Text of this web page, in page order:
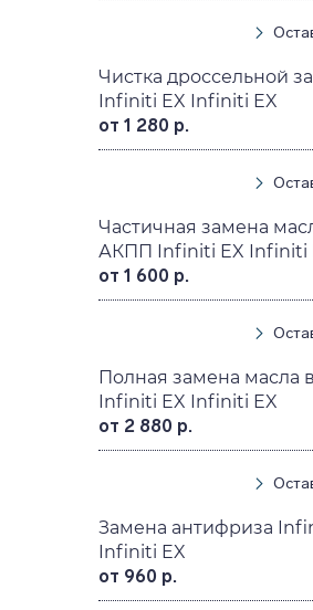
Чистка дроссельной
Infiniti EX Infiniti EX
от 1 280 р.
Частичная замена
АКПП Infiniti EX Infiniti
от 1 600 р.
Полная замена масла
Infiniti EX Infiniti EX
от 2 880 р.
Замена антифриза
Infiniti EX
от 960 р.